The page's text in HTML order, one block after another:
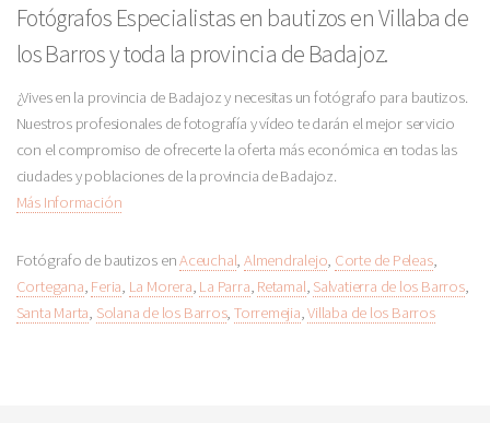
Fotógrafos Especialistas en bautizos en Villaba de
los Barros y toda la provincia de Badajoz.
¿Vives en la provincia de Badajoz y necesitas un fotógrafo para bautizos.
Nuestros profesionales de fotografía y vídeo te darán el mejor servicio
con el compromiso de ofrecerte la oferta más económica en todas las
ciudades y poblaciones de la provincia de Badajoz.
Más Información
Fotógrafo de bautizos enAceuchal, Almendralejo, Corte de Peleas,
Cortegana, Feria, La Morera, La Parra, Retamal, Salvatierra de los Barros,
Santa Marta, Solana de los Barros, Torremejia,Villaba de los Barros